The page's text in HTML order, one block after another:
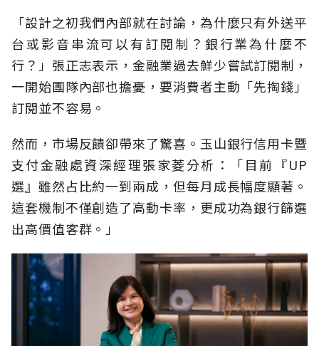
「設計之初我們內部就在討論，為什麼只有外送平
台或影音串流可以有訂閱制？銀行業為什麼不
行？」張正志表示，金融業過去鮮少嘗試訂閱制，
一開始團隊內部也擔憂，要消費者主動「先掏錢」
訂閱並不容易。
然而，市場反饋卻帶來了驚喜。玉山銀行信用卡暨
支付金融處資深經理張家菱分析：「目前『UP
選』雖然占比約一到兩成，但每月成長幅度顯著。
這套機制不僅創造了高動卡率，更成功為銀行篩選
出高價值客群。」